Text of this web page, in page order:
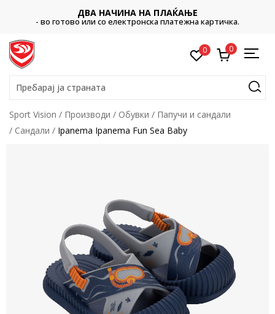
ДВА НАЧИНА НА ПЛАЌАЊЕ
- во готово или со електронска платежна картичка.
0 0
Пребарај ја страната
Sport Vision Производи Обувки
Папучи и сандали
Сандали
Ipanema Ipanema Fun Sea Baby